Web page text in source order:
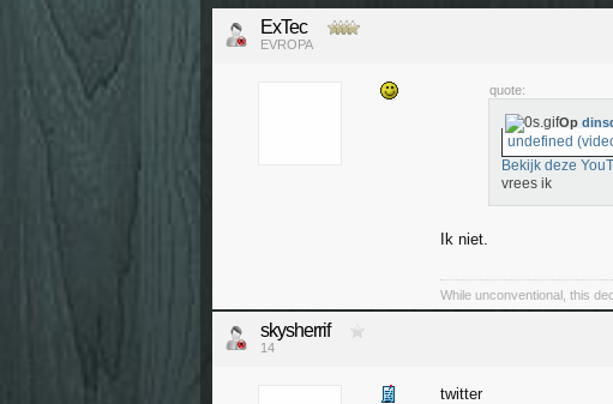
ExTec
EVROPA
quote:
Op
undefined
Bekijk deze
vrees ik
Ik niet.
While unconventional, this
skysherrif
14
twitter